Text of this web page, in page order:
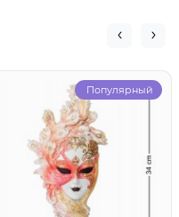
Популярный